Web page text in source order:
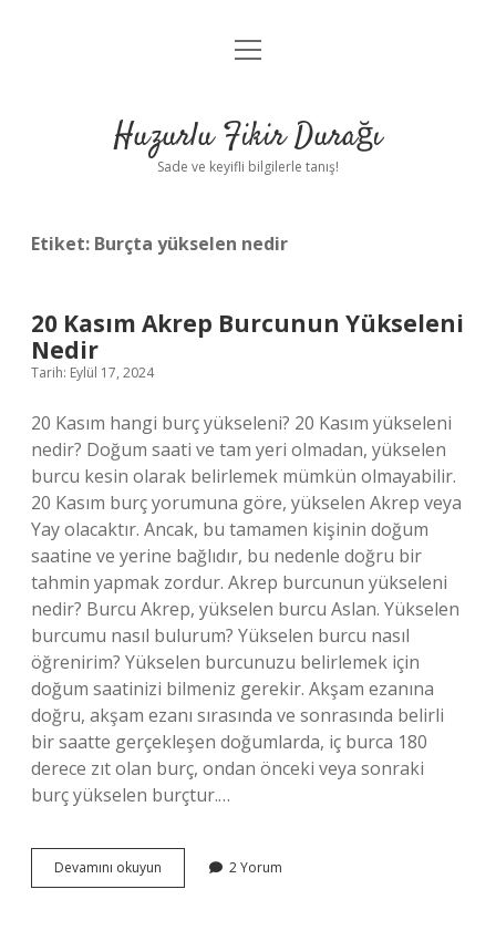
Anasayfa
Yasal Uyarı
menüyü
Huzurlu Fikir Durağı
Sade ve keyifli bilgilerle tanış!
Etiket: Burçta yükselen nedir
20 Kasım Akrep Burcunun Yükseleni
Nedir
Tarih: Eylül 17, 2024
20 Kasım hangi burç yükseleni? 20 Kasım yükseleni
nedir? Doğum saati ve tam yeri olmadan, yükselen
burcu kesin olarak belirlemek mümkün olmayabilir.
20 Kasım burç yorumuna göre, yükselen Akrep veya
Yay olacaktır. Ancak, bu tamamen kişinin doğum
saatine ve yerine bağlıdır, bu nedenle doğru bir
tahmin yapmak zordur. Akrep burcunun yükseleni
nedir? Burcu Akrep, yükselen burcu Aslan. Yükselen
burcumu nasıl bulurum? Yükselen burcu nasıl
öğrenirim? Yükselen burcunuzu belirlemek için
doğum saatinizi bilmeniz gerekir. Akşam ezanına
doğru, akşam ezanı sırasında ve sonrasında belirli
bir saatte gerçekleşen doğumlarda, iç burca 180
derece zıt olan burç, ondan önceki veya sonraki
burç yükselen burçtur.…
Devamını okuyun
Kasım
2 Yorum